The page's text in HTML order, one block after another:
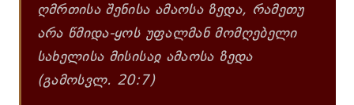
ღმრთისა შენისა ამაოსა ზედა, რამეთუ
არა წმიდა-ყოს უფალმან მომღებელი
სახელისა მისისაჲ ამაოსა ზედა
(გამოსვლ. 20:7)